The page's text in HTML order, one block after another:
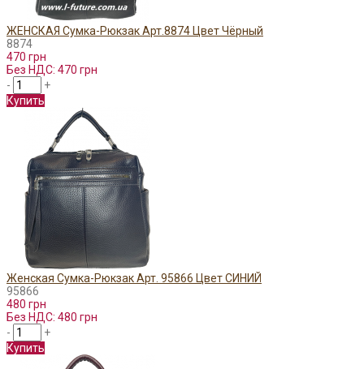
ЖЕНСКАЯ Сумка-Рюкзак Арт.8874 Цвет Чёрный
8874
470 грн
Без НДС: 470 грн
-
+
Купить
Женская Сумка-Рюкзак Арт. 95866 Цвет СИНИЙ
95866
480 грн
Без НДС: 480 грн
-
+
Купить